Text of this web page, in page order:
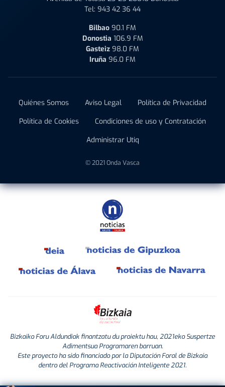
Tel: 943 42 36 44
Bilbao 90.1 FM
Donostia 106.9 FM
Gasteiz 98.0 FM
Iruña 96.0 FM
Quiénes Somos Aviso Legal
Política de Privacidad
Política de Cookies
Condiciones de uso y Contratación
Administrar Utiq
© 2021 Onda Vasca
Bizkaiko Foru Aldundiak finantzatu du proiektu hau, 2021eko Suspertze
Adimentsua Programaren barruan.
Este proyecto ha sido financiado por la Diputación Foral de Bizkaia
dentro del Programa Reactivación Inteligente 2021.